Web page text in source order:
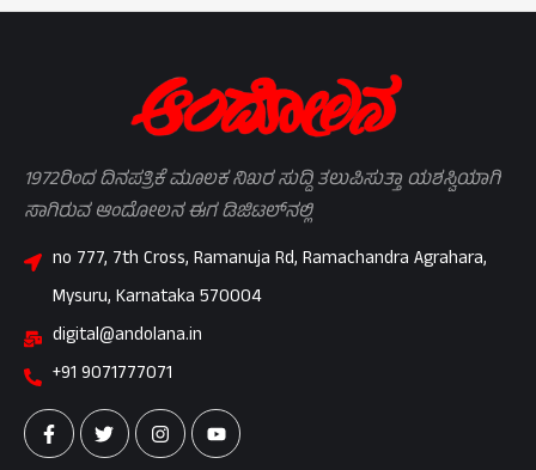
1972ರಿಂದ ದಿನಪತ್ರಿಕೆ ಮೂಲಕ ನಿಖರ ಸುದ್ದಿ ತಲುಪಿಸುತ್ತಾ ಯಶಸ್ವಿಯಾಗಿ
ಸಾಗಿರುವ ಆಂದೋಲನ ಈಗ ಡಿಜಿಟಲ್‌ನಲ್ಲಿ
no 777, 7th Cross, Ramanuja Rd, Ramachandra Agrahara,
Mysuru, Karnataka 570004
digital@andolana.in
+91 9071777071